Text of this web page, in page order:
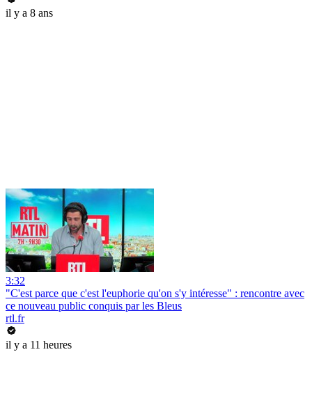
il y a 8 ans
3:32
"C'est parce que c'est l'euphorie qu'on s'y intéresse" : rencontre avec
ce nouveau public conquis par les Bleus
rtl.fr
il y a 11 heures